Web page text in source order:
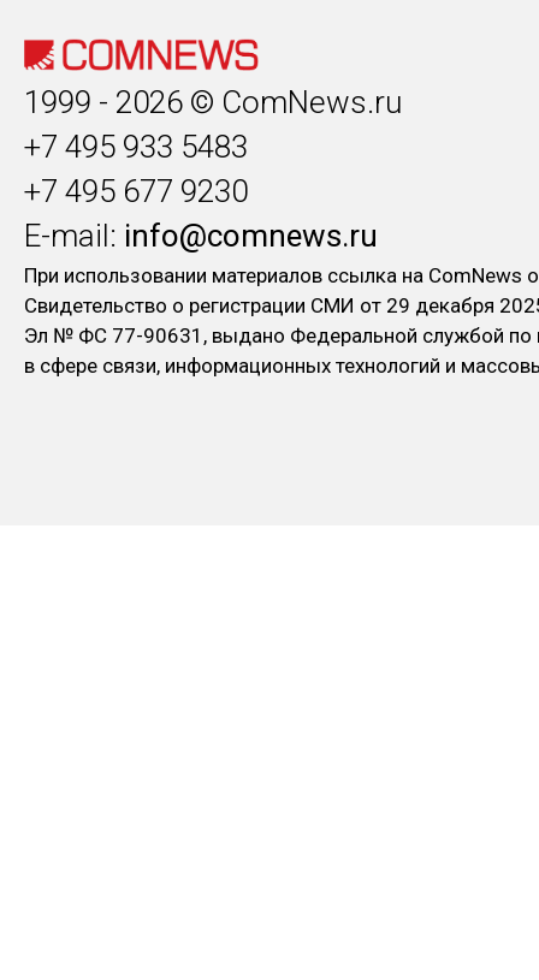
1999 - 2026 © ComNews.ru
+7 495 933 5483
+7 495 677 9230
E-mail: info@comnews.ru
При использовании материалов ссылка на ComNews
Свидетельство о регистрации СМИ от 29 декабря
Эл № ФC 77-90631, выдано Федеральной службой по
в сфере связи, информационных технологий и